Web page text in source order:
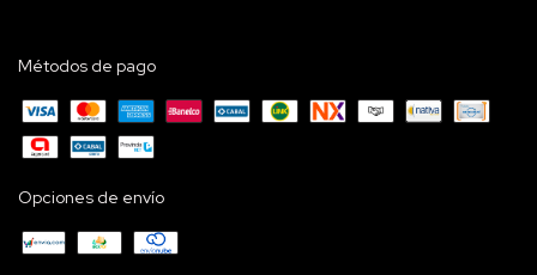
Métodos de pago
Opciones de envío